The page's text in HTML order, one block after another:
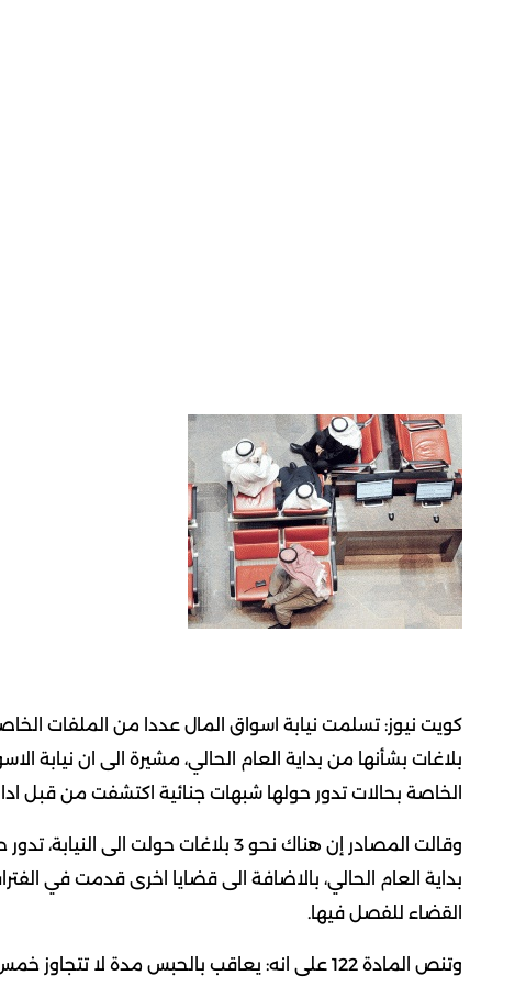
كويت نيوز: تسلمت نيابة اسواق المال عددا من الملفات
بلاغات بشأنها من بداية العام الحالي، مشيرة الى ان نيابة
الخاصة بحالات تدور حولها شبهات جنائية اكتشفت من قبل
بداية العام الحالي، بالاضافة الى قضايا اخرى قدمت في
القضاء للفصل فيها.
وتنص المادة 122 على انه: يعاقب بالحبس مدة لا